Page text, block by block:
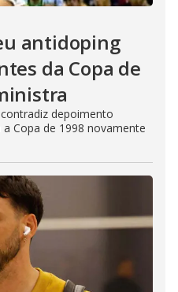
antidoping
da Copa de
depoimento
Copa de 1998 novamente